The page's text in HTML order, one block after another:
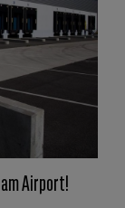
Airport!